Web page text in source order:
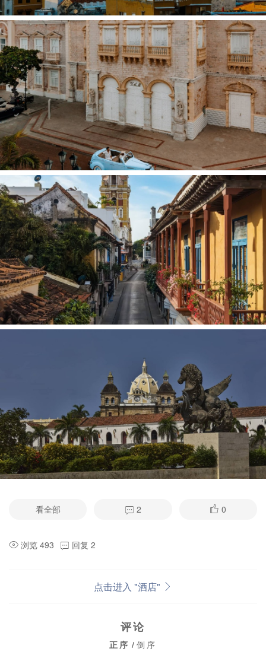
看全部 2 0
浏览 493 回复 2
点击进入 "酒店"
评论
正序 / 倒序